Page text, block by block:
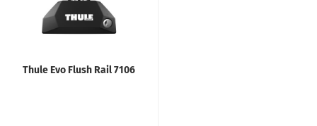
Thule Evo Flush Rail 7106